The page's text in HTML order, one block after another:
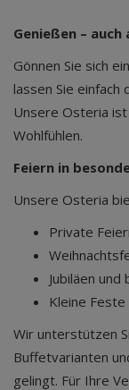
Genießen –
Gönnen Sie sich
lassen Sie einfach
Unsere Osteria
Wohlfühlen.
Feiern in
Unsere Osteria
Private
Jubiläen
Kleine
Wir unterstützen
Buffetvarianten
gelingt. Für Ihre